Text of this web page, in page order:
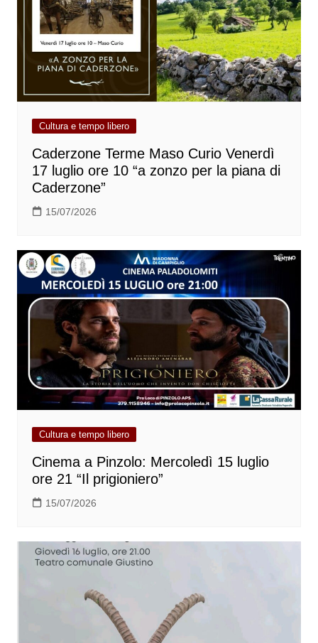
Cultura e tempo libero
Caderzone Terme Maso Curio Venerdì
17 luglio ore 10 “a zonzo per la piana di
Caderzone”
15/07/2026
Cultura e tempo libero
Cinema a Pinzolo: Mercoledì 15 luglio
ore 21 “Il prigioniero”
15/07/2026